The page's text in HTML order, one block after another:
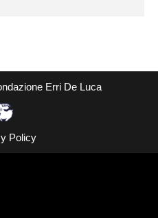
Erri De Luca
Policy